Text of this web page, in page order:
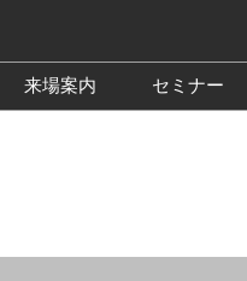
来場案内
セミナー